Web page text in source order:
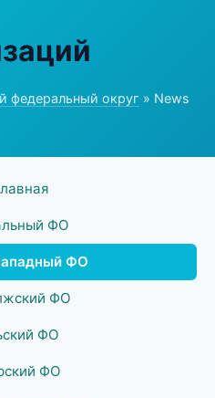
федеральный округ » News
ФО
ФО
ФО
ФО
ФО